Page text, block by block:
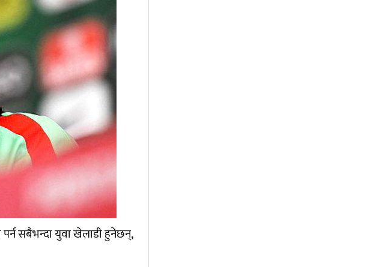
पर्न सबैभन्दा युवा खेलाडी हुनेछन्,